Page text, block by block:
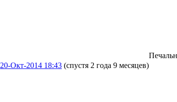
20-Окт-2014 18:43 (спустя 2 года 9 месяцев)